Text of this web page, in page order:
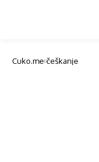
Cuko.me češkanje